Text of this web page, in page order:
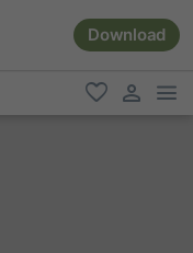
Download
favoriti
user link